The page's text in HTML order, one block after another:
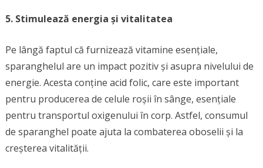
5. Stimulează energia și vitalitatea
Pe lângă faptul că furnizează vitamine esențiale,
sparanghelul are un impact pozitiv și asupra nivelului de
energie. Acesta conține acid folic, care este important
pentru producerea de celule roșii în sânge, esențiale
pentru transportul oxigenului în corp. Astfel, consumul
de sparanghel poate ajuta la combaterea oboselii și la
creșterea vitalității.